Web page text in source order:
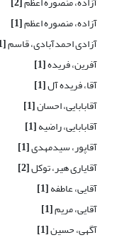
آزاده، منصوره اعظم[1]
آزادی احمدآبادی، قاسم[1]
آفرین، فریده[1]
آقا، فریده آل[1]
آقابابایی، احسان[1]
آقابابایی، راضیه[1]
آقاپور، سیدمهدی[1]
آقایاری هیر، توکل[2]
آقایی، عاطفه[1]
آقایی، مریم[1]
آگهی، حسین[1]